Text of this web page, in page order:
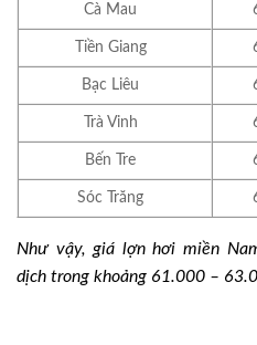
Cà Mau
Tiền Giang
Bạc Liêu
Trà Vinh
Bến Tre
Sóc Trăng
Như vậy, giá lợn hơi miền
dịch trong khoảng 61.000 –